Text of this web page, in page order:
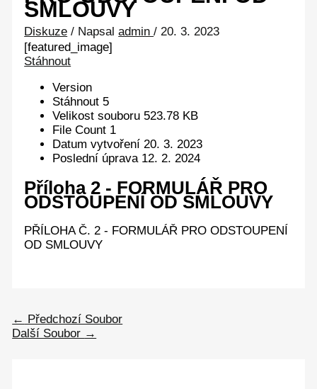
SMLOUVY
Diskuze / Napsaladmin/20. 3. 2023
[featured_image]
Stáhnout
Version
Stáhnout 5
Velikost souboru 523.78 KB
File Count 1
Datum vytvoření20. 3. 2023
Poslední úprava 12. 2. 2024
Příloha 2 - FORMULÁŘ PRO
ODSTOUPENÍ OD SMLOUVY
PŘÍLOHA Č. 2 - FORMULÁŘ PRO ODSTOUPENÍ
OD SMLOUVY
← Předchozí Soubor
Další Soubor →